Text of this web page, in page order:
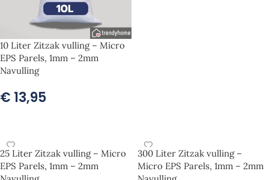
10 Liter Zitzak vulling – Micro
EPS Parels, 1mm – 2mm
Navulling
€ 13,95
25 Liter Zitzak vulling – Micro
EPS Parels, 1mm – 2mm
300 Liter Zitzak vulling –
Micro EPS Parels, 1mm – 2mm